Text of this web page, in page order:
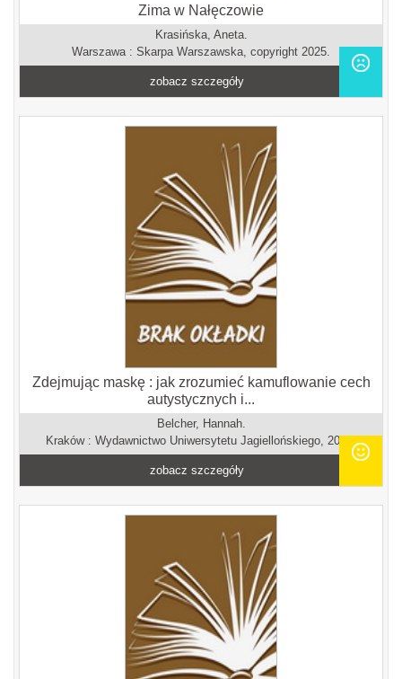
Zima w Nałęczowie
Krasińska, Aneta.
Warszawa : Skarpa Warszawska, copyright 2025.
zobacz szczegóły
Zdejmując maskę : jak zrozumieć kamuflowanie cech
autystycznych i...
Belcher, Hannah.
Kraków : Wydawnictwo Uniwersytetu Jagiellońskiego, 2026.
zobacz szczegóły